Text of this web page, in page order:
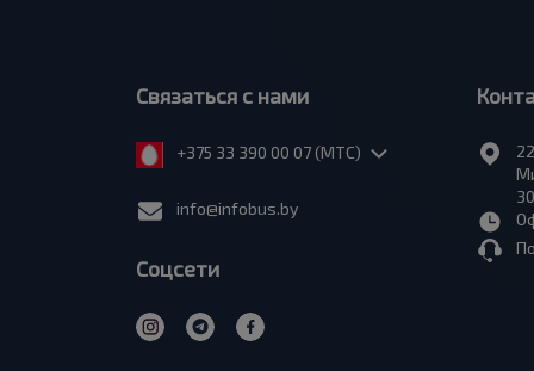
Связаться с нами
+375 33 390 00 07 (МТС)
info@infobus.by
Соцсети